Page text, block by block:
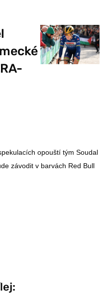
opouští tým Soudal
závodit v barvách Red Bull